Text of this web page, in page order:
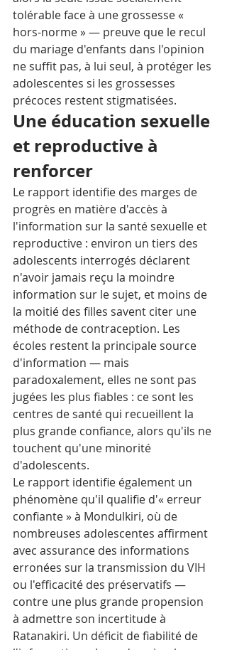
tolérable face à une grossesse «
hors-norme » — preuve que le recul
du mariage d'enfants dans l'opinion
ne suffit pas, à lui seul, à protéger les
adolescentes si les grossesses
précoces restent stigmatisées.
Une éducation sexuelle
et reproductive à
renforcer
Le rapport identifie des marges de
progrès en matière d'accès à
l'information sur la santé sexuelle et
reproductive : environ un tiers des
adolescents interrogés déclarent
n'avoir jamais reçu la moindre
information sur le sujet, et moins de
la moitié des filles savent citer une
méthode de contraception. Les
écoles restent la principale source
d'information — mais
paradoxalement, elles ne sont pas
jugées les plus fiables : ce sont les
centres de santé qui recueillent la
plus grande confiance, alors qu'ils ne
touchent qu'une minorité
d'adolescents.
Le rapport identifie également un
phénomène qu'il qualifie d'« erreur
confiante » à Mondulkiri, où de
nombreuses adolescentes affirment
avec assurance des informations
erronées sur la transmission du VIH
ou l'efficacité des préservatifs —
contre une plus grande propension
à admettre son incertitude à
Ratanakiri. Un déficit de fiabilité de